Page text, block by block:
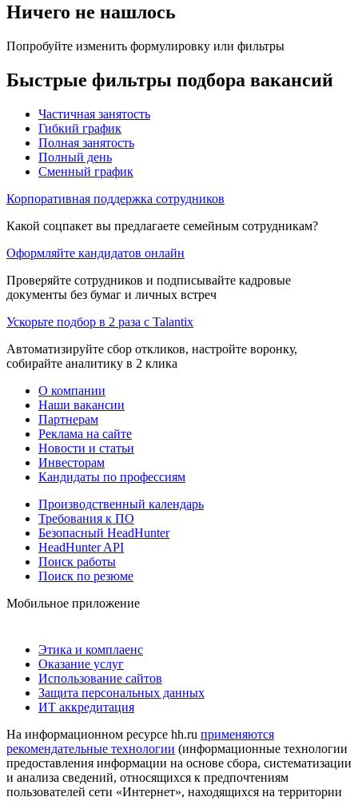
Ничего не нашлось
Попробуйте изменить формулировку или фильтры
Быстрые фильтры подбора вакансий
Частичная занятость
Гибкий график
Полная занятость
Полный день
Сменный график
Корпоративная поддержка сотрудников
Какой соцпакет вы предлагаете семейным сотрудникам?
Оформляйте кандидатов онлайн
Проверяйте сотрудников и подписывайте кадровые
документы без бумаг и личных встреч
Ускорьте подбор в 2 раза с Talantix
Автоматизируйте сбор откликов, настройте воронку,
собирайте аналитику в 2 клика
О компании
Наши вакансии
Партнерам
Реклама на сайте
Новости и статьи
Инвесторам
Кандидаты по профессиям
Производственный календарь
Требования к ПО
Безопасный HeadHunter
HeadHunter API
Поиск работы
Поиск по резюме
Мобильное приложение
Этика и комплаенс
Оказание услуг
Использование сайтов
Защита персональных данных
ИТ аккредитация
На информационном ресурсе hh.ru применяются
рекомендательные технологии (информационные технологии
предоставления информации на основе сбора, систематизации
и анализа сведений, относящихся к предпочтениям
пользователей сети «Интернет», находящихся на территории